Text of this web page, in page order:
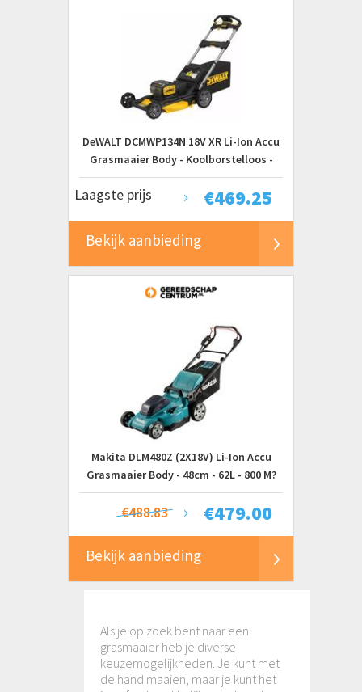
DeWALT DCMWP134N 18V XR Li-Ion Accu
Grasmaaier Body - Koolborstelloos -
48cm
€469.25
Laagste prijs
Bekijk aanbieding
Makita DLM480Z (2X18V) Li-Ion Accu
Grasmaaier Body - 48cm - 62L - 800 M?
€479.00
€488.83
Bekijk aanbieding
Als je op zoek bent naar een
grasmaaier heb je diverse
keuzemogelijkheden. Je kunt met
de hand maaien, maar je kunt het